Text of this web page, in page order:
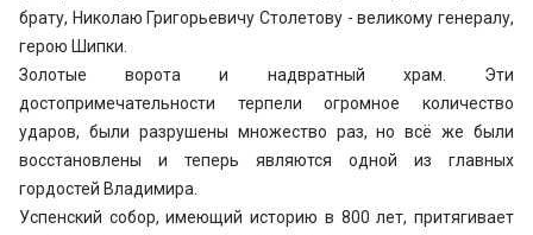
брату, Николаю Григорьевичу Столетову - великому генералу,
герою Шипки.
Золотые ворота и надвратный храм. Эти
достопримечательности терпели огромное количество
ударов, были разрушены множество раз, но всё же были
восстановлены и теперь являются одной из главных
гордостей Владимира.
Успенский собор, имеющий историю в 800 лет, притягивает